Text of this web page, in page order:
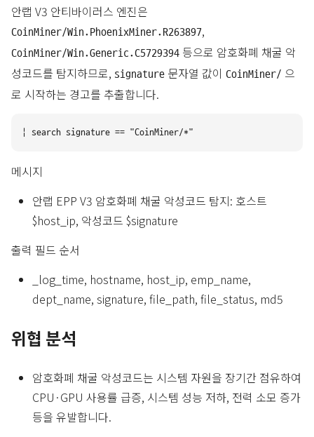
안랩 V3 안티바이러스 엔진은
CoinMiner/Win.PhoenixMiner.R263897,
CoinMiner/Win.Generic.C5729394 등으로 암호화폐 채굴 악
성코드를 탐지하므로, signature 문자열 값이 CoinMiner/ 으
로 시작하는 경고를 추출합니다.
메시지
안랩 EPP V3 암호화폐 채굴 악성코드 탐지: 호스트
$host_ip, 악성코드 $signature
출력 필드 순서
_log_time, hostname, host_ip, emp_name,
dept_name, signature, file_path, file_status, md5
위협 분석
암호화폐 채굴 악성코드는 시스템 자원을 장기간 점유하여
CPU·GPU 사용률 급증, 시스템 성능 저하, 전력 소모 증가
등을 유발합니다.